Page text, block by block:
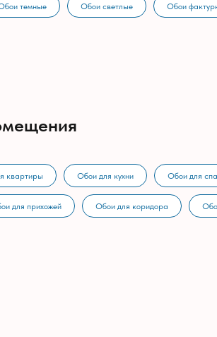
темные Обои светлые Обои
квартиры Обои для кухни Обои для
для прихожей Обои для коридора